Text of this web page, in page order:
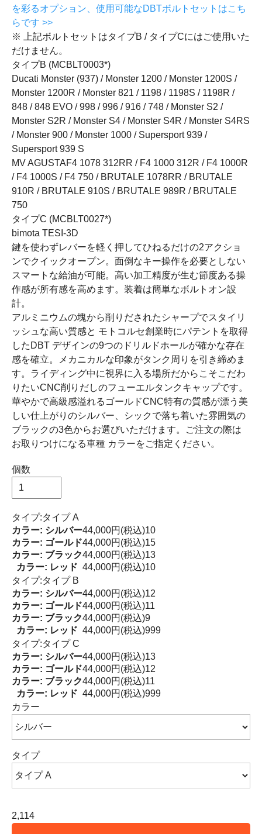
を彩るオプション、使用可能なDBTボルトセットはこち
らです >>
※ 上記ボルトセットはタイプB / タイプCにはご使用いた
だけません。
タイプB (MCBLT0003*)
Ducati Monster (937) / Monster 1200 / Monster 1200S /
Monster 1200R / Monster 821 / 1198 / 1198S / 1198R /
848 / 848 EVO / 998 / 996 / 916 / 748 / Monster S2 /
Monster S2R / Monster S4 / Monster S4R / Monster S4RS
/ Monster 900 / Monster 1000 / Supersport 939 /
Supersport 939 S
MV AGUSTAF4 1078 312RR / F4 1000 312R / F4 1000R
/ F4 1000S / F4 750 / BRUTALE 1078RR / BRUTALE
910R / BRUTALE 910S / BRUTALE 989R / BRUTALE
750
タイプC (MCBLT0027*)
bimota TESI-3D
鍵を使わずレバーを軽く押してひねるだけの2アクショ
ンでクイックオープン。面倒なキー操作を必要としない
スマートな給油が可能。高い加工精度が生む節度ある操
作感が所有感を高めます。装着は簡単なボルトオン設
計。
アルミニウムの塊から削りだされたシャープでスタイリ
ッシュな高い質感と モトコルセ創業時にパテントを取得
したDBT デザインの9つのドリルドホールが確かな存在
感を確立。メカニカルな印象がタンク周りを引き締めま
す。ライディング中に視界に入る場所だからこそこだわ
りたいCNC削りだしのフューエルタンクキャップです。
華やかで高級感溢れるゴールドCNC特有の質感が漂う美
しい仕上がりのシルバー、シックで落ち着いた雰囲気の
ブラックの3色からお選びいただけます。ご注文の際は
お取りつけになる車種 カラーをご指定ください。
個数
タイプ:タイプ A
カラー: シルバー44,000円(税込)10
カラー: ゴールド44,000円(税込)15
カラー: ブラック44,000円(税込)13
カラー: レッド 44,000円(税込)10
タイプ:タイプ B
カラー: シルバー44,000円(税込)12
カラー: ゴールド44,000円(税込)11
カラー: ブラック44,000円(税込)9
カラー: レッド 44,000円(税込)999
タイプ:タイプ C
カラー: シルバー44,000円(税込)13
カラー: ゴールド44,000円(税込)12
カラー: ブラック44,000円(税込)11
カラー: レッド 44,000円(税込)999
カラー
タイプ
2,114